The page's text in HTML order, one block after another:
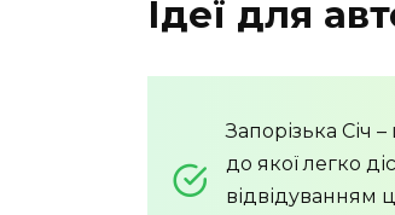
Ідеї для
Запорізька Січ
до якої легко
відвідуванням